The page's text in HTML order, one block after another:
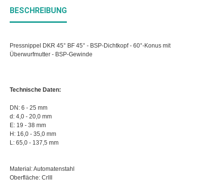
BESCHREIBUNG
Pressnippel DKR 45° BF 45° - BSP-Dichtkopf - 60°-Konus mit
Überwurfmutter - BSP-Gewinde
Technische Daten:
DN: 6 - 25 mm
d: 4,0 - 20,0 mm
E: 19 - 38 mm
H: 16,0 - 35,0 mm
L: 65,0 - 137,5 mm
Material: Automatenstahl
Oberfläche: CrIII